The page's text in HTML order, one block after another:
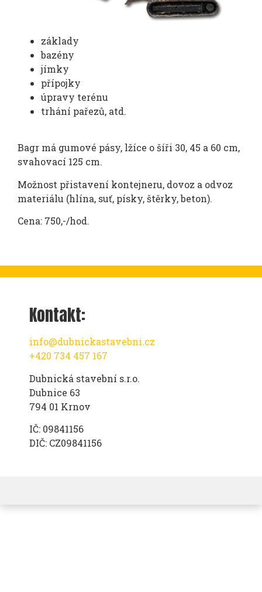
základy
bazény
jímky
přípojky
úpravy terénu
trhání pařezů, atd.
Bagr má gumové pásy, lžíce o šíři 30, 45 a 60 cm,
svahovací 125 cm.
Možnost přistavení kontejneru, dovoz a odvoz
materiálu (hlína, suť, písky, štěrky, beton).
Cena: 750,-/hod.
Kontakt:
info@dubnickastavebni.cz
+420 734 457 167
Dubnická stavební s.r.o.
Dubnice 63
794 01 Krnov
IČ: 09841156
DIČ: CZ09841156